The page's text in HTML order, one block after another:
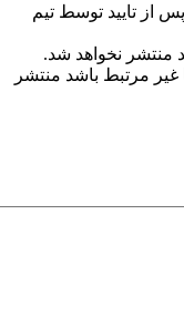
از تایید توسط تیم
منتشر نخواهد شد.
غیر مرتبط باشد منتشر